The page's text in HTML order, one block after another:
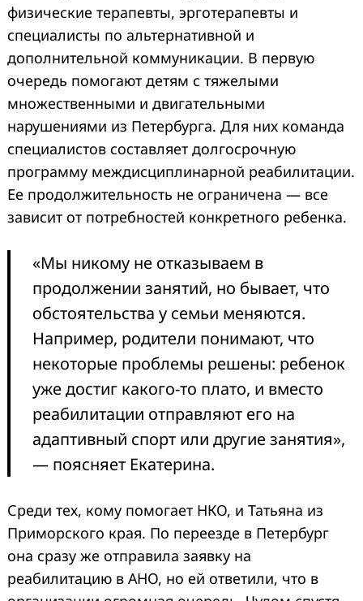
физические терапевты, эрготерапевты и
специалисты по альтернативной и
дополнительной коммуникации. В первую
очередь помогают детям с тяжелыми
множественными и двигательными
нарушениями из Петербурга. Для них команда
специалистов составляет долгосрочную
программу междисциплинарной реабилитации.
Ее продолжительность не ограничена — все
зависит от потребностей конкретного ребенка.
«Мы никому не отказываем в
продолжении занятий, но бывает, что
обстоятельства у семьи меняются.
Например, родители понимают, что
некоторые проблемы решены: ребенок
уже достиг какого-то плато, и вместо
реабилитации отправляют его на
адаптивный спорт или другие занятия»,
— поясняет Екатерина.
Среди тех, кому помогает НКО, и Татьяна из
Приморского края. По переезде в Петербург
она сразу же отправила заявку на
реабилитацию в АНО, но ей ответили, что в